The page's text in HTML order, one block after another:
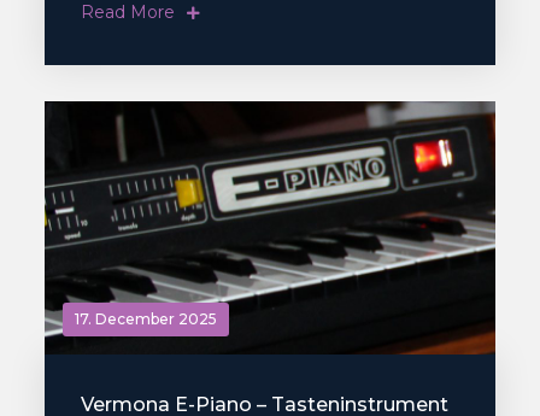
Read More
17. December 2025
Vermona E-Piano – Tasteninstrument